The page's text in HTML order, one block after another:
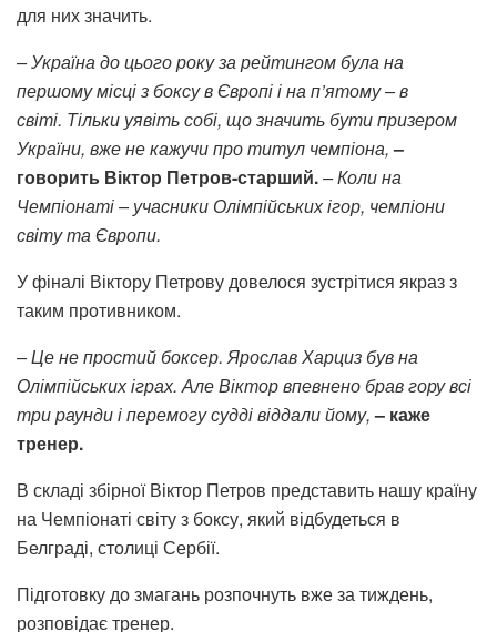
для них значить.
– Україна до цього року за рейтингом була на
першому місці з боксу в Європі і на п’ятому – в
світі. Тільки уявіть собі, що значить бути призером
України, вже не кажучи про титул чемпіона,–
говорить Віктор Петров-старший.– Коли на
Чемпіонаті – учасники Олімпійських ігор, чемпіони
світу та Європи.
У фіналі Віктору Петрову довелося зустрітися якраз з
таким противником.
– Це не простий боксер. Ярослав Харциз був на
Олімпійських іграх. Але Віктор впевненобрав гору всі
три раунди і перемогу судді віддали йому, – каже
тренер.
В складі збірної Віктор Петров представить нашу країну
на Чемпіонаті світу з боксу, який відбудеться в
Белграді, столиці Сербії.
Підготовку до змагань розпочнуть вже за тиждень,
розповідає тренер.